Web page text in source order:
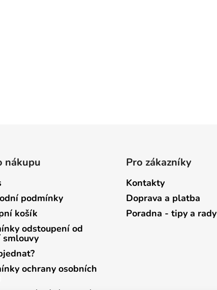
nákupu
podmínky
košík
odstoupení od
smlouvy
ochrany osobních
Pro zákazníky
Kontakty
Doprava a platba
Poradna - tipy a rady